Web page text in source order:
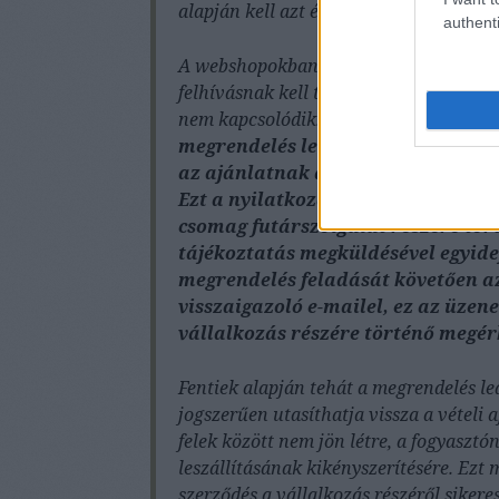
alapján kell azt értékelni.
A webshopokban található kínálatot a
felhívásnak kell tekinteni, amelyhez
nem kapcsolódik.
A termék
megrendelés leadásával. Az
az ajánlatnak a vállalkozás
Ezt a nyilatkozatot a vállalkozás
csomag futárszolgálat részére
tájékoztatás megküldésével
megrendelés feladását követően
visszaigazoló e-mailel, ez az
vállalkozás részére történő
Fentiek alapján tehát a megrendelés
jogszerűen utasíthatja vissza a vételi
felek között nem jön létre, a
leszállításának kikényszerítésére. Ezt